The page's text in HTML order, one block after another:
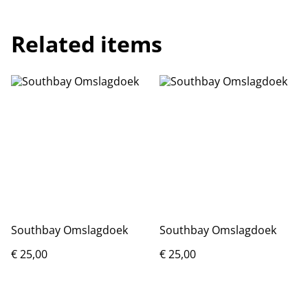
Related items
Southbay Omslagdoek
€ 25,00
Southbay Omslagdoek
€ 25,00